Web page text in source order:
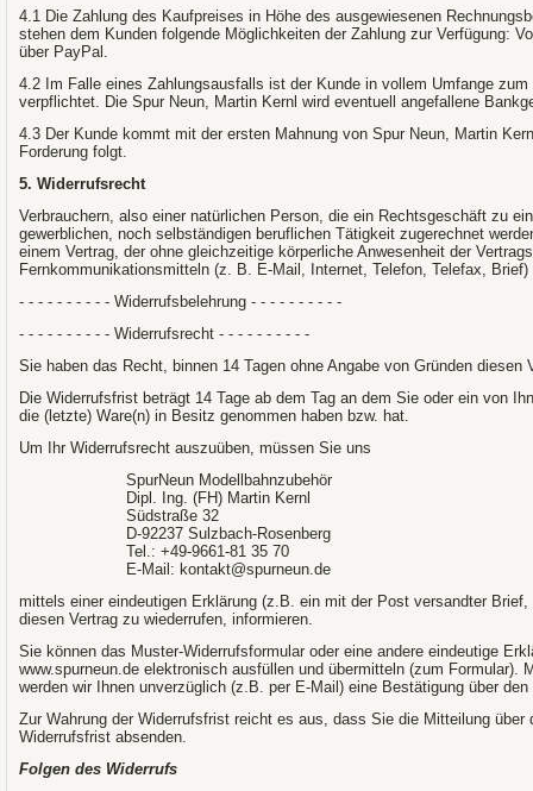
4.1 Die Zahlung des Kaufpreises in Höhe des ausgewiesenen
stehen dem Kunden folgende Möglichkeiten der Zahlung zur Verfügung:
über PayPal.
4.2 Im Falle eines Zahlungsausfalls ist der Kunde in vollem Umfange
verpflichtet. Die Spur Neun, Martin Kernl wird eventuell angefallene
4.3 Der Kunde kommt mit der ersten Mahnung von Spur Neun, Martin
Forderung folgt.
5. Widerrufsrecht
Verbrauchern, also einer natürlichen Person, die ein Rechtsgeschäft zu
gewerblichen, noch selbständigen beruflichen Tätigkeit zugerechnet
einem Vertrag, der ohne gleichzeitige körperliche Anwesenheit der
Fernkommunikationsmitteln (z. B. E-Mail, Internet, Telefon, Telefax,
- - - - - - - - - - Widerrufsbelehrung - - - - - - - - - -
- - - - - - - - - - Widerrufsrecht - - - - - - - - - -
Sie haben das Recht, binnen 14 Tagen ohne Angabe von Gründen diesen
Die Widerrufsfrist beträgt 14 Tage ab dem Tag an dem Sie oder ein von
die (letzte) Ware(n) in Besitz genommen haben bzw. hat.
Um Ihr Widerrufsrecht auszuüben, müssen Sie uns
SpurNeun Modellbahnzubehör
Dipl. Ing. (FH) Martin Kernl
Südstraße 32
D-92237 Sulzbach-Rosenberg
Tel.: +49-9661-81 35 70
E-Mail: kontakt@spurneun.de
mittels einer eindeutigen Erklärung (z.B. ein mit der Post versandter
diesen Vertrag zu wiederrufen, informieren.
Sie können das Muster-Widerrufsformular oder eine andere eindeutige
www.spurneun.de elektronisch ausfüllen und übermitteln (zum Formular).
werden wir Ihnen unverzüglich (z.B. per E-Mail) eine Bestätigung über
Zur Wahrung der Widerrufsfrist reicht es aus, dass Sie die Mitteilung
Widerrufsfrist absenden.
Folgen des Widerrufs